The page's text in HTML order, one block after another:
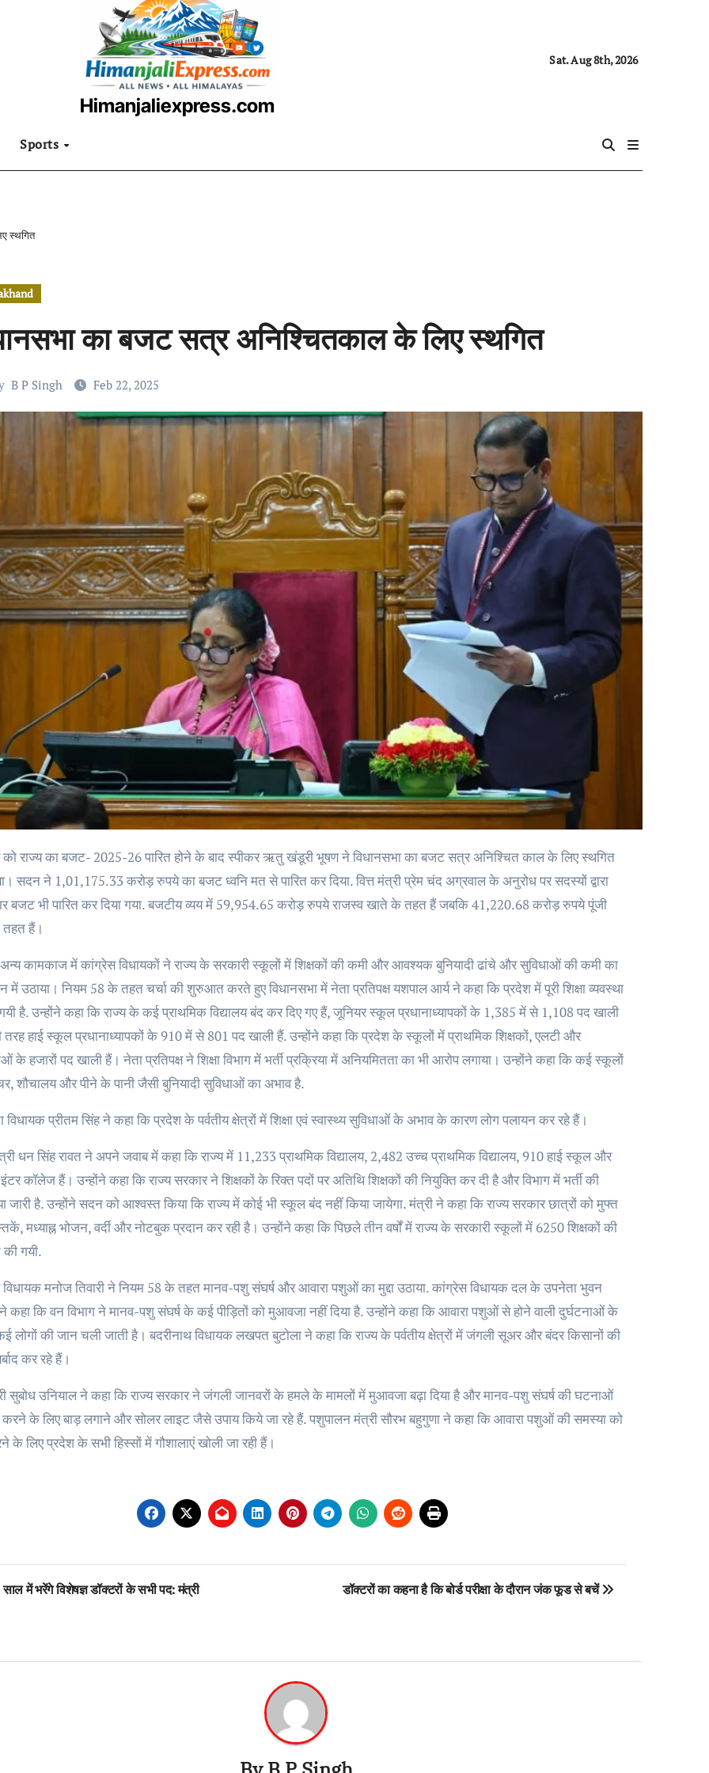
Himanjaliexpress.com
Sat. Aug 8th, 2026
Sports
स्थगित
का बजट सत्र अनिश्चितकाल के लिए स्थगित
B P Singh Feb 22, 2025
सदन ने 1,01,175.33 करोड़ रुपये का बजट ध्वनि मत से पारित कर दिया. वित्त मंत्री प्रेम चंद अग्रवाल के अनुरोध पर सदस्यों द्वारा
बजट भी पारित कर दिया गया. बजटीय व्यय में 59,954.65 करोड़ रुपये राजस्व खाते के तहत हैं जबकि 41,220.68 करोड़ रुपये पूंजी
हैं।
कामकाज में कांग्रेस विधायकों ने राज्य के सरकारी स्कूलों में शिक्षकों की कमी और आवश्यक बुनियादी ढांचे और सुविधाओं की कमी का
में उठाया। नियम 58 के तहत चर्चा की शुरुआत करते हुए विधानसभा में नेता प्रतिपक्ष यशपाल आर्य ने कहा कि प्रदेश में पूरी शिक्षा व्यवस्था
है. उन्होंने कहा कि राज्य के कई प्राथमिक विद्यालय बंद कर दिए गए हैं, जूनियर स्कूल प्रधानाध्यापकों के 1,385 में से 1,108 पद खाली
तरह हाई स्कूल प्रधानाध्यापकों के 910 में से 801 पद खाली हैं. उन्होंने कहा कि प्रदेश के स्कूलों में प्राथमिक शिक्षकों, एलटी और
के हजारों पद खाली हैं। नेता प्रतिपक्ष ने शिक्षा विभाग में भर्ती प्रक्रिया में अनियमितता का भी आरोप लगाया। उन्होंने कहा कि कई स्कूलों
शौचालय और पीने के पानी जैसी बुनियादी सुविधाओं का अभाव है.
विधायक प्रीतम सिंह ने कहा कि प्रदेश के पर्वतीय क्षेत्रों में शिक्षा एवं स्वास्थ्य सुविधाओं के अभाव के कारण लोग पलायन कर रहे हैं।
धन सिंह रावत ने अपने जवाब में कहा कि राज्य में 11,233 प्राथमिक विद्यालय, 2,482 उच्च प्राथमिक विद्यालय, 910 हाई स्कूल और
कॉलेज हैं। उन्होंने कहा कि राज्य सरकार ने शिक्षकों के रिक्त पदों पर अतिथि शिक्षकों की नियुक्ति कर दी है और विभाग में भर्ती की
जारी है. उन्होंने सदन को आश्वस्त किया कि राज्य में कोई भी स्कूल बंद नहीं किया जायेगा. मंत्री ने कहा कि राज्य सरकार छात्रों को मुफ्त
मध्याह्न भोजन, वर्दी और नोटबुक प्रदान कर रही है। उन्होंने कहा कि पिछले तीन वर्षों में राज्य के सरकारी स्कूलों में 6250 शिक्षकों की
की गयी.
मनोज तिवारी ने नियम 58 के तहत मानव-पशु संघर्ष और आवारा पशुओं का मुद्दा उठाया. कांग्रेस विधायक दल के उपनेता भुवन
कहा कि वन विभाग ने मानव-पशु संघर्ष के कई पीड़ितों को मुआवजा नहीं दिया है. उन्होंने कहा कि आवारा पशुओं से होने वाली दुर्घटनाओं के
लोगों की जान चली जाती है। बदरीनाथ विधायक लखपत बुटोला ने कहा कि राज्य के पर्वतीय क्षेत्रों में जंगली सूअर और बंदर किसानों की
कर रहे हैं।
सुबोध उनियाल ने कहा कि राज्य सरकार ने जंगली जानवरों के हमले के मामलों में मुआवजा बढ़ा दिया है और मानव-पशु संघर्ष की घटनाओं
के लिए बाड़ लगाने और सोलर लाइट जैसे उपाय किये जा रहे हैं. पशुपालन मंत्री सौरभ बहुगुणा ने कहा कि आवारा पशुओं की समस्या को
के लिए प्रदेश के सभी हिस्सों में गौशालाएं खोली जा रही हैं।
में भरेंगे विशेषज्ञ डॉक्टरों के सभी पद: मंत्री डॉक्टरों का कहना है कि बोर्ड परीक्षा के दौरान जंक फूड से बचें